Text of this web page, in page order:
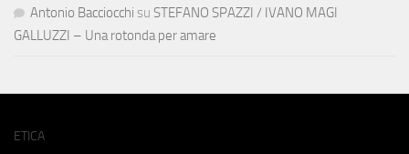
Antonio Bacciocchi su STEFANO SPAZZI / IVANO MAGI
GALLUZZI – Una rotonda per amare
ETICA